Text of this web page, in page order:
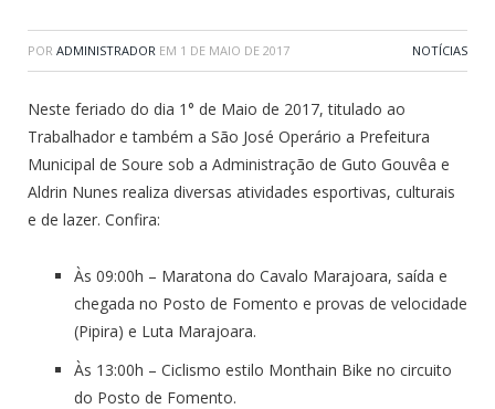
POR ADMINISTRADOR EM 1 DE MAIO DE 2017 NOTÍCIAS
Neste feriado do dia 1° de Maio de 2017, titulado ao
Trabalhador e também a São José Operário a Prefeitura
Municipal de Soure sob a Administração de Guto Gouvêa e
Aldrin Nunes realiza diversas atividades esportivas, culturais
e de lazer. Confira:
Às 09:00h – Maratona do Cavalo Marajoara, saída e
chegada no Posto de Fomento e provas de velocidade
(Pipira) e Luta Marajoara.
À‍s 1 3:00h – Ciclismo estilo Monthain Bike no circuito
do Posto de Fomento.